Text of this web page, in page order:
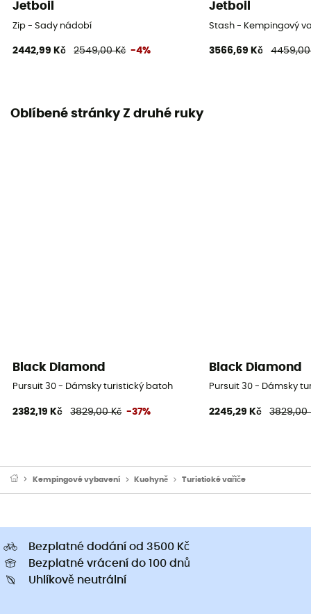
Jetboil
Zip - Sady nádobí
2442,99 Kč 2549,00 Kč -4%
Jetboil
Stash - Kempingový
3566,69 Kč 4459,00
Oblíbené stránky Z druhé ruky
Black Diamond
Pursuit 30 - Dámsky turistický batoh
2382,19 Kč 3829,00 Kč -37%
Black Diamond
Pursuit 30 - Dámsky
2245,29 Kč 3829,00
Kempingové vybavení Kuchyně Turistické vařiče
Bezplatné dodání od 3500 Kč
Bezplatné vrácení do 100 dnů
Uhlíkově neutrální